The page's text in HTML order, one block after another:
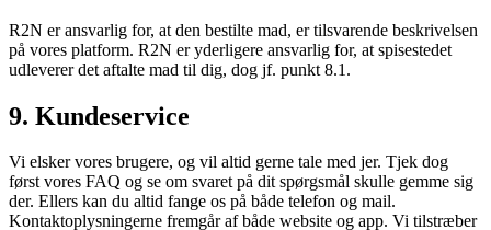
R2N er ansvarlig for, at den bestilte mad, er tilsvarende beskrivelsen
på vores platform. R2N er yderligere ansvarlig for, at spisestedet
udleverer det aftalte mad til dig, dog jf. punkt 8.1.
9. Kundeservice
Vi elsker vores brugere, og vil altid gerne tale med jer. Tjek dog
først vores FAQ og se om svaret på dit spørgsmål skulle gemme sig
der. Ellers kan du altid fange os på både telefon og mail.
Kontaktoplysningerne fremgår af både website og app. Vi tilstræber